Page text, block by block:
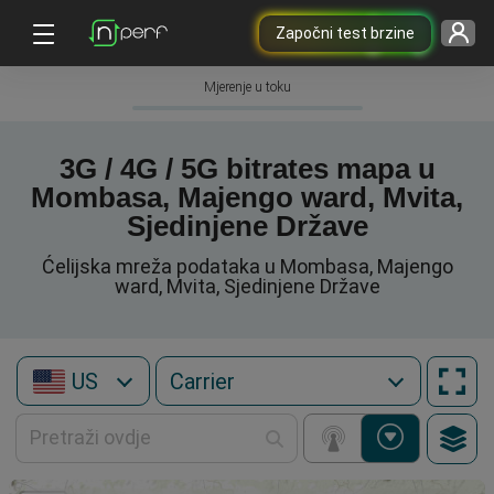
Započni test brzine
Mjerenje u toku
3G / 4G / 5G bitrates mapa u
Mombasa, Majengo ward, Mvita,
Sjedinjene Države
Ćelijska mreža podataka u Mombasa, Majengo
ward, Mvita, Sjedinjene Države
US